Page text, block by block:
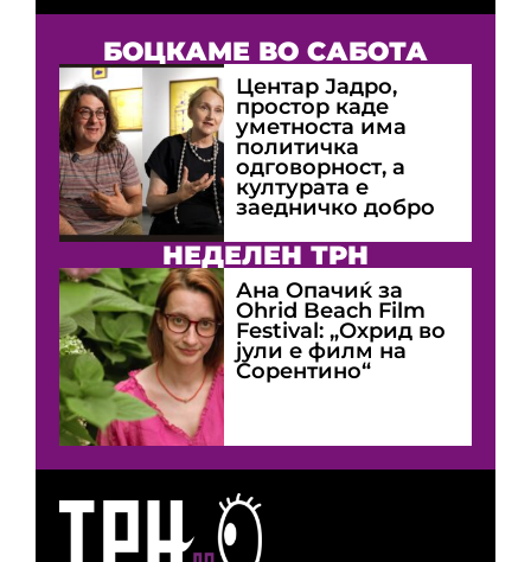
БОЦКАМЕ ВО САБОТА
Центар Јадро,
простор каде
уметноста има
политичка
одговорност, а
културата е
заедничко добро
НЕДЕЛЕН ТРН
Ана Опачиќ за
Оhrid Beach Film
Festival: „Охрид во
јули е филм на
Сорентино“